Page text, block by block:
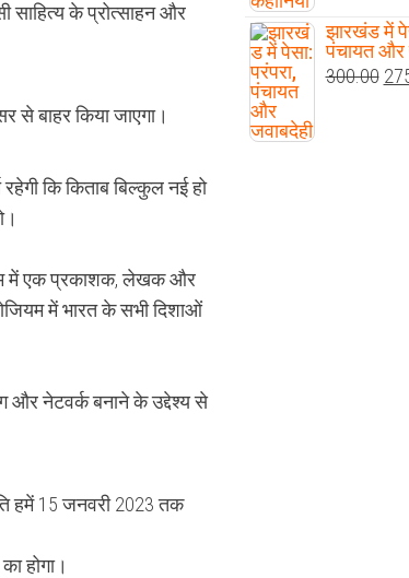
के प्रोत्साहन और
से बाहर किया जाएगा।
कि किताब बिल्कुल नई हो
में एक प्रकाशक, लेखक और
में भारत के सभी दिशाओं
और नेटवर्क बनाने के उद्देश्य से
हमें 15 जनवरी 2023 तक
होगा।
झारखंड में
पंचायत और
300.00